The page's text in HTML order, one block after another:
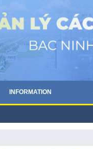
INFORMATION